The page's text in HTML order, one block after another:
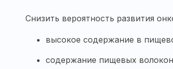
Снизить вероятность развития
высокое содержание в
содержание пищевых